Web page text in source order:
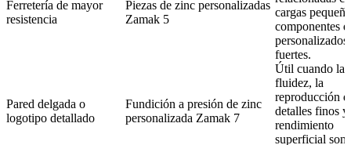
Ferretería de mayor
resistencia
Piezas de zinc personalizadas
Zamak 5
cargas
componentes
personalizados
fuertes.
Pared delgada o
logotipo detallado
Fundición a presión de zinc
personalizada Zamak 7
Útil cuando la
fluidez, la
reproducción
detalles finos y
rendimiento
superficial son